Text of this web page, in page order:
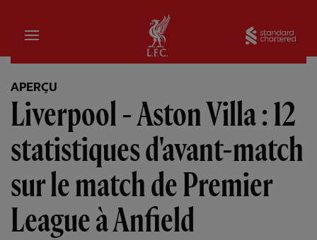
Domicile
APERÇU
Liverpool - Aston Villa : 12
statistiques d'avant-match
sur le match de Premier
League à Anfield